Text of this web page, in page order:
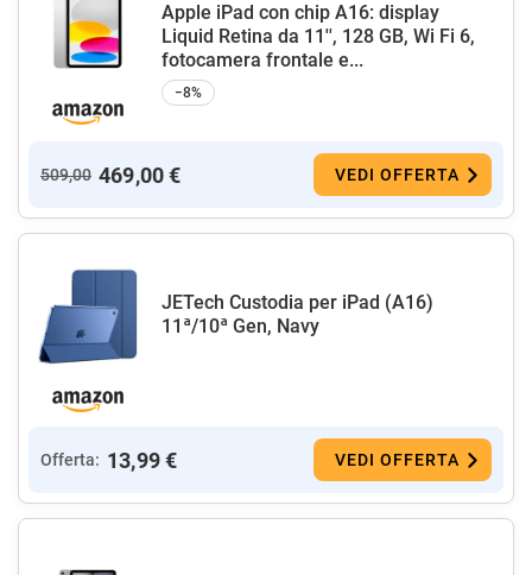
Apple iPad con chip A16: display
Liquid Retina da 11'', 128 GB, Wi Fi 6,
fotocamera frontale e...
−8%
509,00 469,00 € VEDI OFFERTA
JETech Custodia per iPad (A16)
11ª/10ª Gen, Navy
Offerta: 13,99 € VEDI OFFERTA